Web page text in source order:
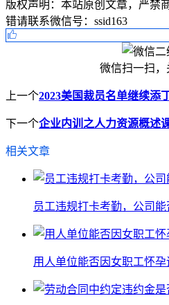
版权声明： 本站原创文章，严禁
错请联系微信号：ssid163
微信扫一扫，
上一个2023美国裁员名单继续添
下一个企业内训之人力资源概述
相关文章
员工违规打卡考勤，公司能
用人单位能否因女职工怀